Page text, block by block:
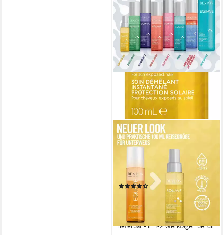
REVLON PROFESSIONAL
Leave-in Pflege EQUAVE
DETANGLING CONDITIONER,
Alle Haartypen 100 ml
(17)
ab 5,99 €
14,70 €
(59,90 €/ 1 l)
-59%
lieferbar - in 1-2 Werktagen bei dir